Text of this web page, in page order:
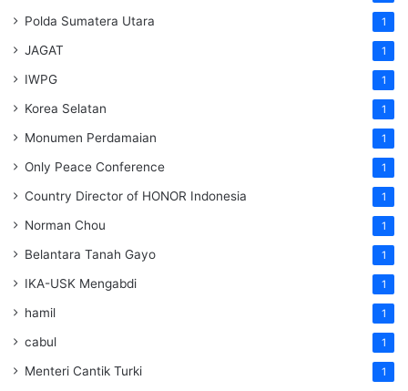
Polda Sumatera Utara 1
JAGAT 1
IWPG 1
Korea Selatan 1
Monumen Perdamaian 1
Only Peace Conference 1
Country Director of HONOR Indonesia 1
Norman Chou 1
Belantara Tanah Gayo 1
IKA-USK Mengabdi 1
hamil 1
cabul 1
Menteri Cantik Turki 1